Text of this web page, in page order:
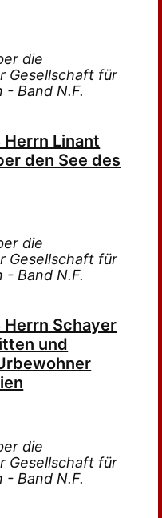
die
Gesellschaft für
- Band N.F.
Linant
den See des
die
Gesellschaft für
- Band N.F.
Schayer
und
die
Gesellschaft für
- Band N.F.